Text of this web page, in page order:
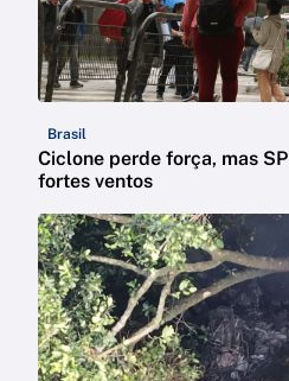
Brasil
Ciclone perde força, mas
fortes ventos